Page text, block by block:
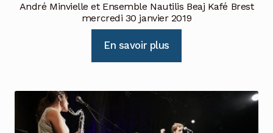
André Minvielle et Ensemble Nautilis Beaj Kafé Brest
mercredi 30 janvier 2019
En savoir plus